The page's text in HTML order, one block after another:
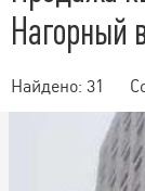
Нагорный
Найдено: 31